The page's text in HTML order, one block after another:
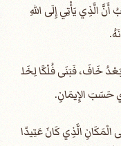
الَّذِي يَأْتِي إِلَى اللهِ
بَعْدُ خَافَ، فَبَنَى فُلْكًا لِخَل
حَسَبَ الإِيمَانِ.
الْمَكَانِ الَّذِي كَانَ عَتِيدًا